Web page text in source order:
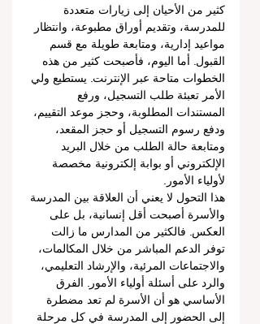
كثير من الأحيان إلى زيارات متعددة
للمدرسة، وتقديم أوراق مطبوعة، وانتظار
مواعيد إدارية، ومتابعة طويلة مع قسم
القبول. أما اليوم، فأصبحت كثير من هذه
الخطوات متاحة عبر الإنترنت. يستطيع ولي
الأمر تعبئة طلب التسجيل، ورفع
المستندات المطلوبة، وحجز موعد التقييم،
ودفع رسوم التسجيل أو حجز المقعد،
ومتابعة حالة الطلب من خلال البريد
الإلكتروني أو بوابة إلكترونية مخصصة
لأولياء الأمور.
هذا التحول لا يعني أن العلاقة بين المدرسة
والأسرة أصبحت أقل إنسانية، بل على
العكس. فالكثير من المدارس ما زالت
توفر الدعم المباشر من خلال المكالمات،
والاجتماعات المرئية، والإرشاد التعليمي،
والرد على أسئلة أولياء الأمور. الفرق
الأساسي هو أن الأسرة لم تعد مضطرة
إلى الحضور إلى المدرسة في كل مرحلة